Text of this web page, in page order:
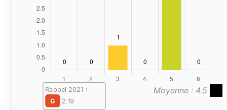
Moyenne : 4.5
Rappel 2021 :
G
2.19